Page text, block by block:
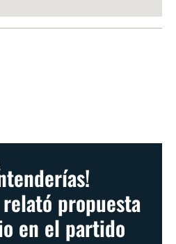
propuesta
en el partido